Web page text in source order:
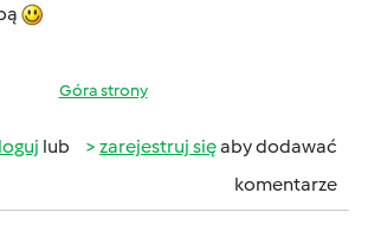
Góra strony
lub zarejestruj sięaby dodawać
komentarze